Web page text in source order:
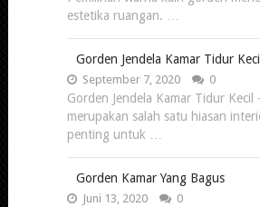
estetika ruangan. …
Gorden Jendela Kamar Tidur Kecil
September 7, 2020 0
Gorden Jendela Kamar Tidur Kecil
merupakan salah satu hiasan
penting untuk …
Gorden Kamar Yang Bagus
Juni 13, 2020 0